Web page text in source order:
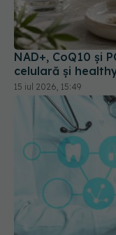
NAD+, CoQ10 și
celulară și
15 iul 2026, 15:49